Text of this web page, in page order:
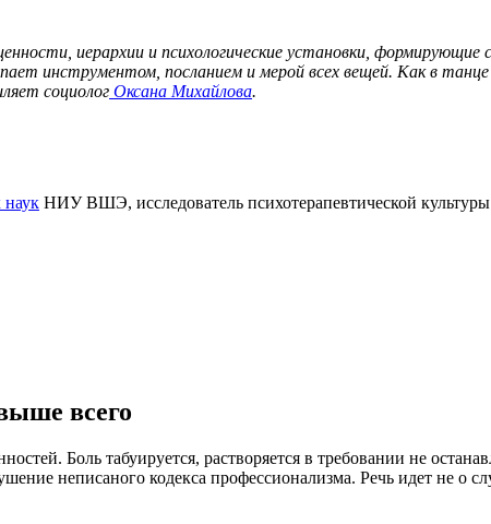
иерархии и психологические установки, формирующие
инструментом, посланием и мерой всех вещей.​ Как в
социолог Оксана Михайлова.
наук НИУ ВШЭ, исследователь психотерапевтической
всего
Боль табуируется, растворяется в требовании не
неписаного кодекса профессионализма. Речь идет не о